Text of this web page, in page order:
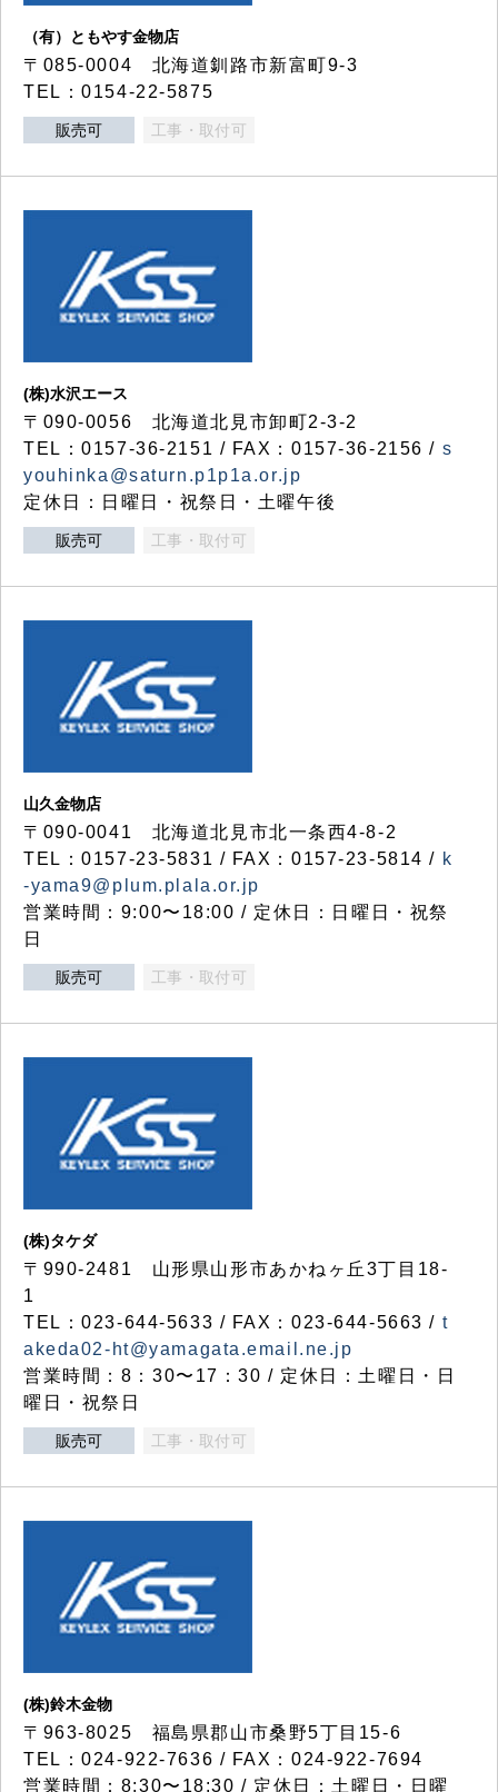
（有）ともやす金物店
〒085-0004 北海道釧路市新富町9-3
TEL：0154-22-5875
販売可 工事・取付可
(株)水沢エース
〒090-0056 北海道北見市卸町2-3-2
TEL：0157-36-2151 / FAX：0157-36-2156 / s
youhinka@saturn.p1p1a.or.jp
定休日：日曜日・祝祭日・土曜午後
販売可 工事・取付可
山久金物店
〒090-0041 北海道北見市北一条西4-8-2
TEL：0157-23-5831 / FAX：0157-23-5814 / k
-yama9@plum.plala.or.jp
営業時間：9:00〜18:00 / 定休日：日曜日・祝祭
日
販売可 工事・取付可
(株)タケダ
〒990-2481 山形県山形市あかねヶ丘3丁目18-
1
TEL：023-644-5633 / FAX：023-644-5663 / t
akeda02-ht@yamagata.email.ne.jp
営業時間：8：30〜17：30 / 定休日：土曜日・日
曜日・祝祭日
販売可 工事・取付可
(株)鈴木金物
〒963-8025 福島県郡山市桑野5丁目15-6
TEL：024-922-7636 / FAX：024-922-7694
営業時間：8:30〜18:30 / 定休日：土曜日・日曜